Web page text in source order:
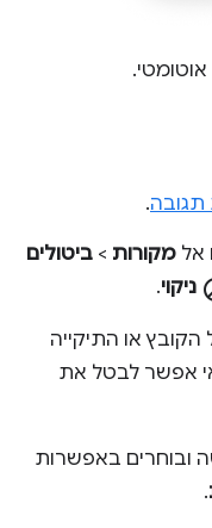
תגובה.
אל מקורות > ביטולים
ניקוי.
או התיקייה
אפשר לבטל את
ובוחרים באפשרות
.